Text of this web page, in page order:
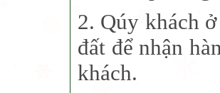
2. Qúy khách
đất để nhận
khách.